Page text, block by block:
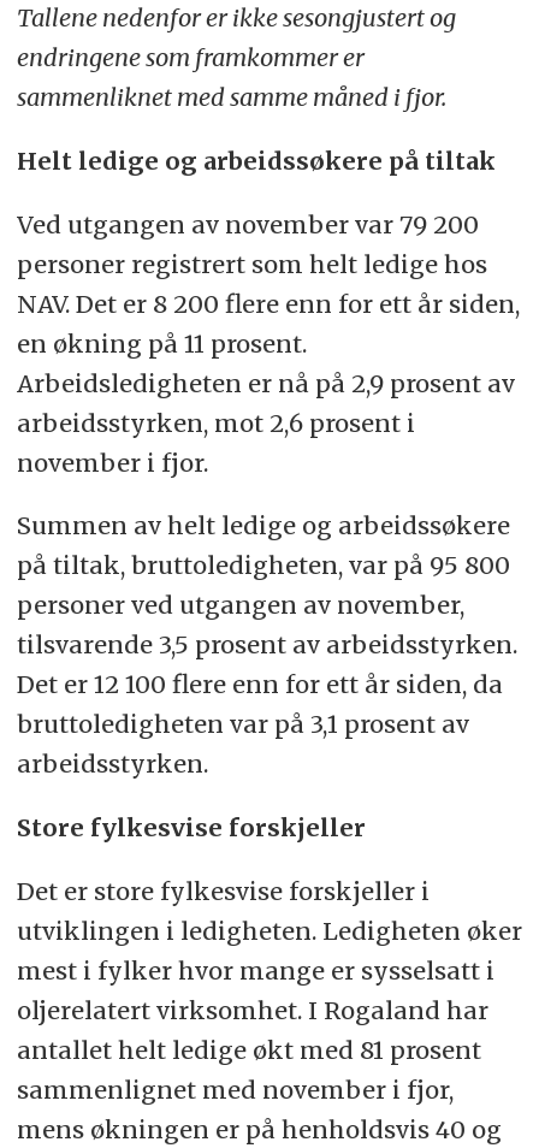
Tallene nedenfor er ikke sesongjustert og
endringene som framkommer er
sammenliknet med samme måned i fjor.
Helt ledige og arbeidssøkere på tiltak
Ved utgangen av november var 79 200
personer registrert som helt ledige hos
NAV. Det er 8 200 flere enn for ett år siden,
en økning på 11 prosent.
Arbeidsledigheten er nå på 2,9 prosent av
arbeidsstyrken, mot 2,6 prosent i
november i fjor.
Summen av helt ledige og arbeidssøkere
på tiltak, bruttoledigheten, var på 95 800
personer ved utgangen av november,
tilsvarende 3,5 prosent av arbeidsstyrken.
Det er 12 100 flere enn for ett år siden, da
bruttoledigheten var på 3,1 prosent av
arbeidsstyrken.
Store fylkesvise forskjeller
Det er store fylkesvise forskjeller i
utviklingen i ledigheten. Ledigheten øker
mest i fylker hvor mange er sysselsatt i
oljerelatert virksomhet. I Rogaland har
antallet helt ledige økt med 81 prosent
sammenlignet med november i fjor,
mens økningen er på henholdsvis 40 og